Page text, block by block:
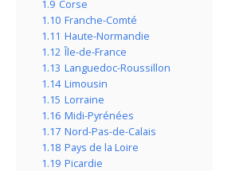
1.9 Corse
1.10 Franche-Comté
1.11 Haute-Normandie
1.12 Île-de-France
1.13 Languedoc-Roussillon
1.14 Limousin
1.15 Lorraine
1.16 Midi-Pyrénées
1.17 Nord-Pas-de-Calais
1.18 Pays de la Loire
1.19 Picardie